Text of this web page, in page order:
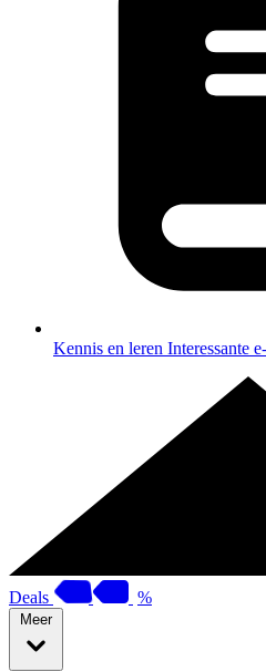
Kennis en leren Interessante
Deals %
Meer